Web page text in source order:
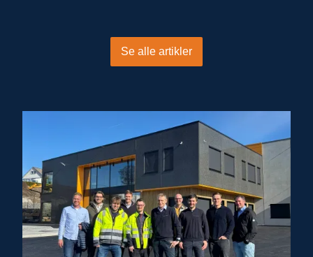
Se alle artikler